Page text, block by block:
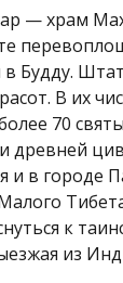
— храм
Будду.
В их
70
древней
в городе
к
из